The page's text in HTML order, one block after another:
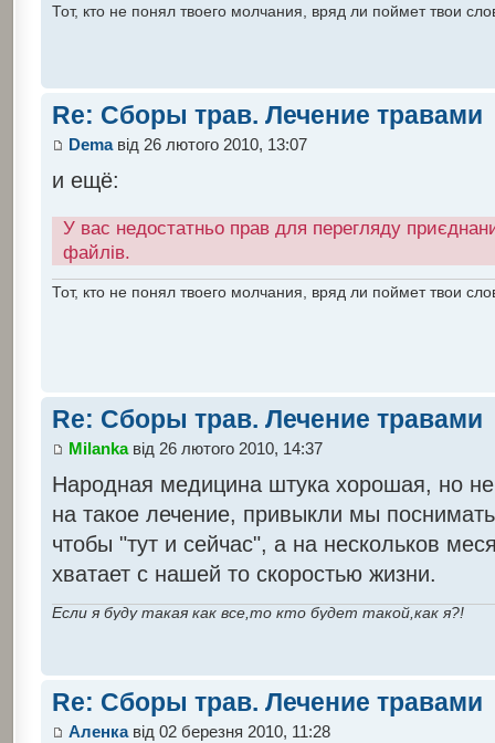
Тот, кто не понял твоего молчания, вряд ли поймет твои
Re: Сборы трав. Лечение травами
Demaвід 26 лютого 2010, 13:07
и ещё:
У вас недостатньо прав для перегляду
файлів.
Тот, кто не понял твоего молчания, вряд ли поймет твои
Re: Сборы трав. Лечение травами
Milankaвід 26 лютого 2010, 14:37
Народная медицина штука хорошая, но не
на такое лечение, привыкли мы
чтобы "тут и сейчас", а на нескольков
хватает с нашей то скоростью жизни.
Если я буду такая как все,то кто будет такой,как я?!
Re: Сборы трав. Лечение травами
Аленкавід 02 березня 2010, 11:28